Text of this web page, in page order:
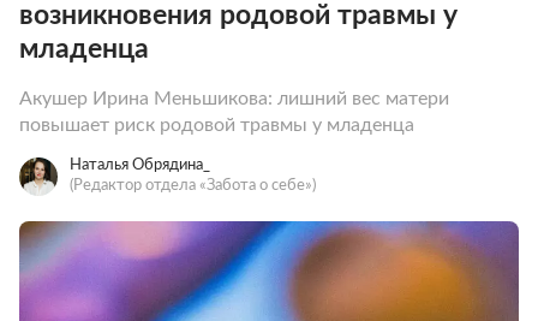
возникновения родовой травмы у
младенца
Акушер Ирина Меньшикова: лишний вес матери
повышает риск родовой травмы у младенца
Наталья Обрядина_
(Редактор отдела «Забота о себе»)